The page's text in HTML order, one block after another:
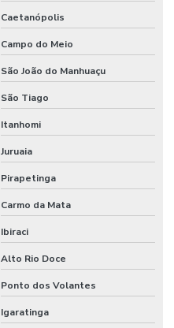
Caetanópolis
Campo do Meio
São João do Manhuaçu
São Tiago
Itanhomi
Juruaia
Pirapetinga
Carmo da Mata
Ibiraci
Alto Rio Doce
Ponto dos Volantes
Igaratinga